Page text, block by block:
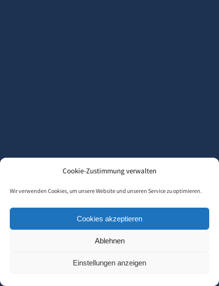
Cookie-Zustimmung verwalten
Wir verwenden Cookies, um unsere Website und unseren Service zu optimieren.
Cookies akzeptieren
Ablehnen
Einstellungen anzeigen